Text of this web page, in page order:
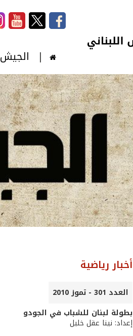
الجيش
أخبار رياضية
العدد 301 - تموز 2010
بطولة لبنان للشباب في الجودو
إعداد: نينا عقل خليل